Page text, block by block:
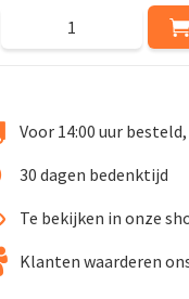
Voor 14:00 uur
30 dagen bedenktijd
Te bekijken in onze
Klanten waarderen